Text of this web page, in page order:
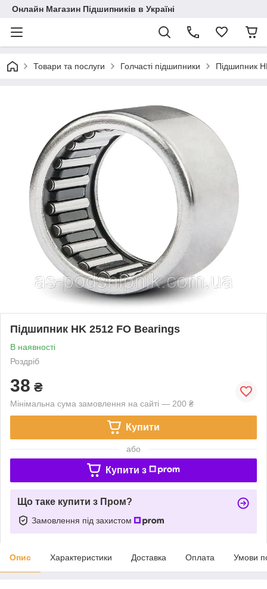
Онлайн Магазин Підшипників в Україні
Товари та послуги Голчасті підшипники Підшипник
Підшипник HK 2512 FO Bearings
В наявності
Роздріб
38 ₴
Мінімальна сума замовлення на сайті — 200 ₴
Купити
або
Купити з
Що таке купити з Пром?
Замовлення під захистом
Опис Характеристики Доставка Оплата Умови